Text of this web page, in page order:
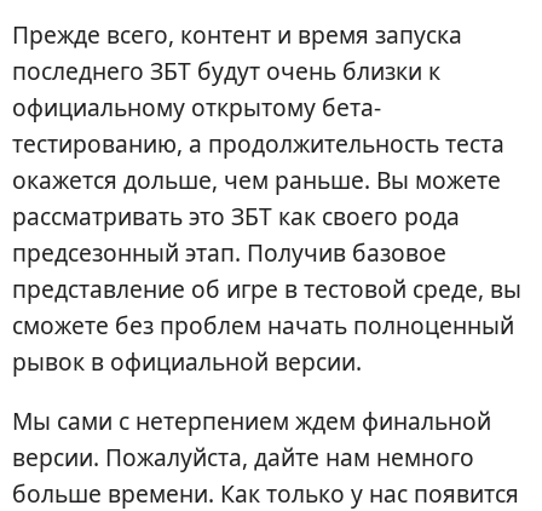
Прежде всего, контент и время запуска
последнего ЗБТ будут очень близки к
официальному открытому бета-
тестированию, а продолжительность теста
окажется дольше, чем раньше. Вы можете
рассматривать это ЗБТ как своего рода
предсезонный этап. Получив базовое
представление об игре в тестовой среде, вы
сможете без проблем начать полноценный
рывок в официальной версии.
Мы сами с нетерпением ждем финальной
версии. Пожалуйста, дайте нам немного
больше времени. Как только у нас появится